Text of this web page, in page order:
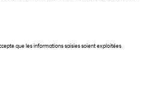
que les informations saisies soient exploitées